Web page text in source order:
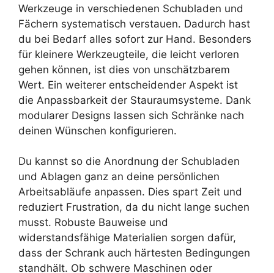
Werkzeuge in verschiedenen Schubladen und
Fächern systematisch verstauen. Dadurch hast
du bei Bedarf alles sofort zur Hand. Besonders
für kleinere Werkzeugteile, die leicht verloren
gehen können, ist dies von unschätzbarem
Wert. Ein weiterer entscheidender Aspekt ist
die Anpassbarkeit der Stauraumsysteme. Dank
modularer Designs lassen sich Schränke nach
deinen Wünschen konfigurieren.
Du kannst so die Anordnung der Schubladen
und Ablagen ganz an deine persönlichen
Arbeitsabläufe anpassen. Dies spart Zeit und
reduziert Frustration, da du nicht lange suchen
musst. Robuste Bauweise und
widerstandsfähige Materialien sorgen dafür,
dass der Schrank auch härtesten Bedingungen
standhält. Ob schwere Maschinen oder